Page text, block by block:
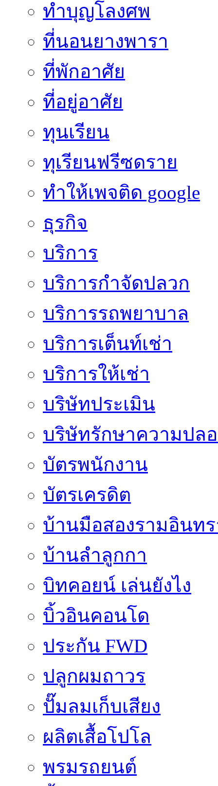
ทำบุญโลงศพ
ที่นอนยางพารา
ที่พักอาศัย
ที่อยู่อาศัย
ทุนเรียน
ทุเรียนฟรีซดราย
ทําให้เพจติด google
ธุรกิจ
บริการ
บริการกำจัดปลวก
บริการรถพยาบาล
บริการเต็นท์เช่า
บริการให้เช่า
บริษัทประเมิน
บริษัทรักษาความปล
บัตรพนักงาน
บัตรเครดิต
บ้านมือสองรามอินท
บ้านลำลูกกา
บิทคอยน์ เล่นยังไง
บิ้วอินคอนโด
ประกัน FWD
ปลูกผมถาวร
ปั๊มลมเก็บเสียง
ผลิตเสื้อโปโล
พรมรถยนต์